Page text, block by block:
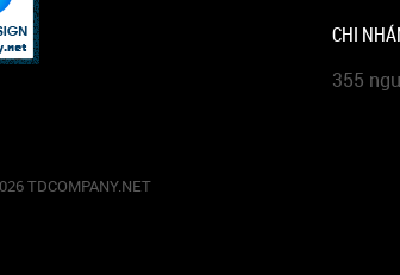
CHI
355
TDCOMPANY.NET